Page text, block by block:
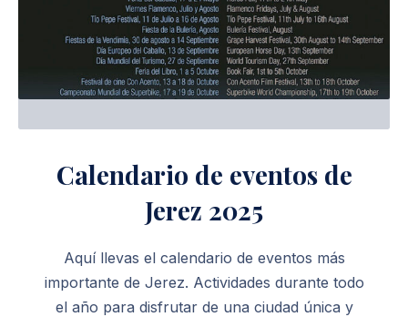
Calendario de eventos de
Jerez 2025
Aquí llevas el calendario de eventos más
importante de Jerez. Actividades durante todo
el año para disfrutar de una ciudad única y